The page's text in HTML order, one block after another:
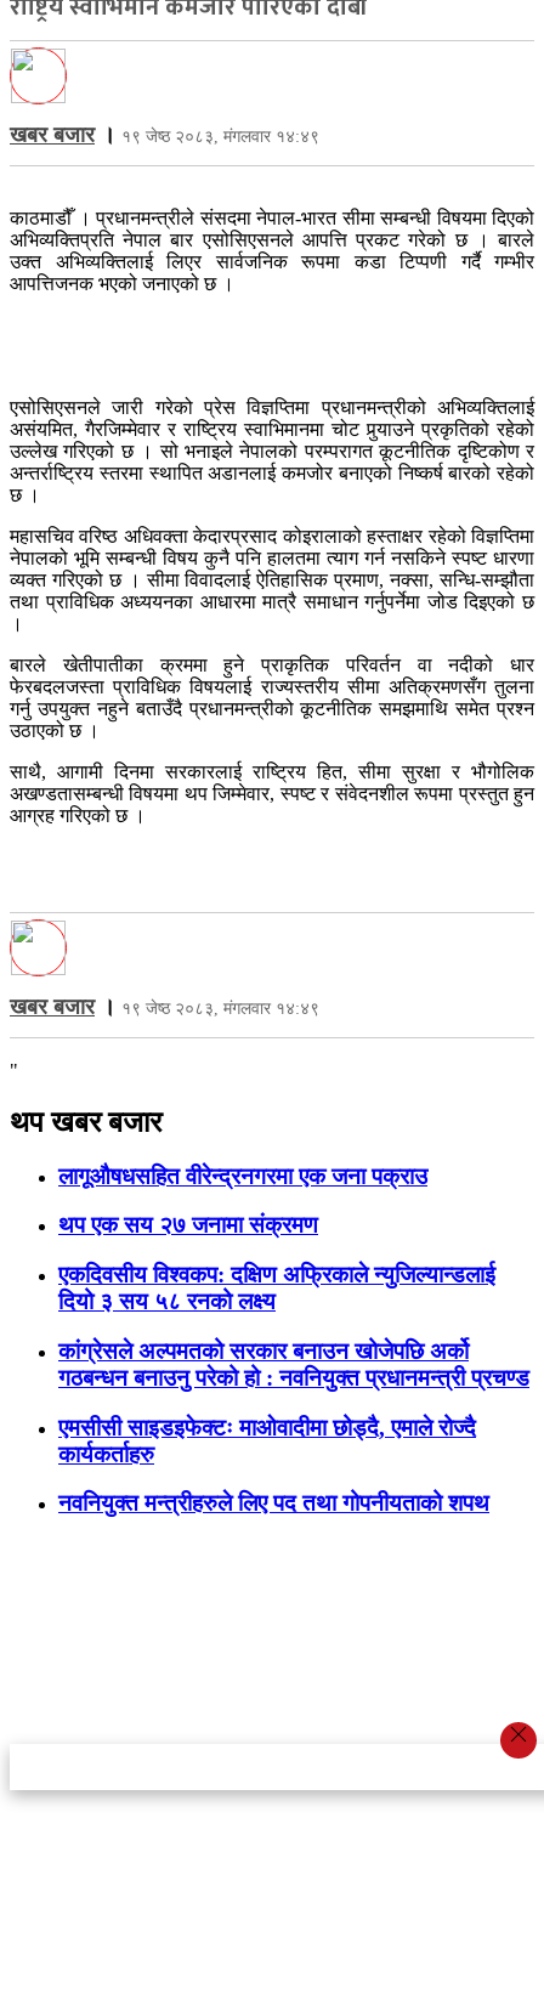
खबर बजार। १९ जेष्ठ २०८३, मंगलवार १४:४९
काठमाडौँ । प्रधानमन्त्रीले संसदमा नेपाल-भारत सीमा सम्बन्धी विषयमा दिएको
अभिव्यक्तिप्रति नेपाल बार एसोसिएसनले आपत्ति प्रकट गरेको छ । बारले
उक्त अभिव्यक्तिलाई लिएर सार्वजनिक रूपमा कडा टिप्पणी गर्दै गम्भीर
आपत्तिजनक भएको जनाएको छ ।
एसोसिएसनले जारी गरेको प्रेस विज्ञप्तिमा प्रधानमन्त्रीको अभिव्यक्तिलाई
असंयमित, गैरजिम्मेवार र राष्ट्रिय स्वाभिमानमा चोट पुर्‍याउने प्रकृतिको रहेको
उल्लेख गरिएको छ । सो भनाइले नेपालको परम्परागत कूटनीतिक दृष्टिकोण र
अन्तर्राष्ट्रिय स्तरमा स्थापित अडानलाई कमजोर बनाएको निष्कर्ष बारको रहेको
छ ।
महासचिव वरिष्ठ अधिवक्ता केदारप्रसाद कोइरालाको हस्ताक्षर रहेको विज्ञप्तिमा
नेपालको भूमि सम्बन्धी विषय कुनै पनि हालतमा त्याग गर्न नसकिने स्पष्ट धारणा
व्यक्त गरिएको छ । सीमा विवादलाई ऐतिहासिक प्रमाण, नक्सा, सन्धि-सम्झौता
तथा प्राविधिक अध्ययनका आधारमा मात्रै समाधान गर्नुपर्नेमा जोड दिइएको छ
।
बारले खेतीपातीका क्रममा हुने प्राकृतिक परिवर्तन वा नदीको धार
फेरबदलजस्ता प्राविधिक विषयलाई राज्यस्तरीय सीमा अतिक्रमणसँग तुलना
गर्नु उपयुक्त नहुने बताउँदै प्रधानमन्त्रीको कूटनीतिक समझमाथि समेत प्रश्न
उठाएको छ ।
साथै, आगामी दिनमा सरकारलाई राष्ट्रिय हित, सीमा सुरक्षा र भौगोलिक
अखण्डतासम्बन्धी विषयमा थप जिम्मेवार, स्पष्ट र संवेदनशील रूपमा प्रस्तुत हुन
आग्रह गरिएको छ ।
खबर बजार। १९ जेष्ठ २०८३, मंगलवार १४:४९
"
थप खबर बजार
लागूऔषधसहित वीरेन्द्रनगरमा एक जना पक्राउ
थप एक सय २७ जनामा संक्रमण
एकदिवसीय विश्वकप: दक्षिण अफ्रिकाले न्युजिल्यान्डलाई
दियो ३ सय ५८ रनको लक्ष्य
कांग्रेसले अल्पमतको सरकार बनाउन खोजेपछि अर्को
गठबन्धन बनाउनु परेको हो : नवनियुक्त प्रधानमन्त्री प्रचण्ड
एमसीसी साइडइफेक्टः माओवादीमा छोड्दै, एमाले रोज्दै
कार्यकर्ताहरु
नवनियुक्त मन्त्रीहरुले लिए पद तथा गोपनीयताको शपथ